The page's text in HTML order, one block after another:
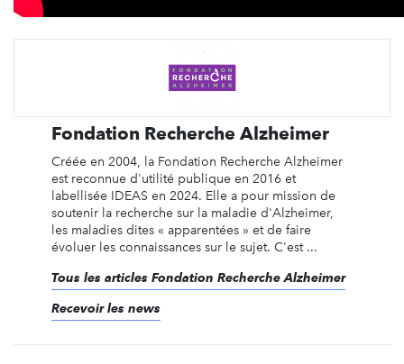
Fondation Recherche Alzheimer
Créée en 2004, la Fondation Recherche Alzheimer
est reconnue d'utilité publique en 2016 et
labellisée IDEAS en 2024. Elle a pour mission de
soutenir la recherche sur la maladie d'Alzheimer,
les maladies dites « apparentées » et de faire
évoluer les connaissances sur le sujet. C'est ...
Tous les articles Fondation Recherche Alzheimer
Recevoir les news